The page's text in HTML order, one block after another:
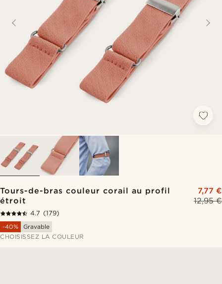
Tours-de-bras couleur corail au profil
étroit
12,95 €
7,77 €
4.7 (179)
-40%
Gravable
CHOISISSEZ LA COULEUR